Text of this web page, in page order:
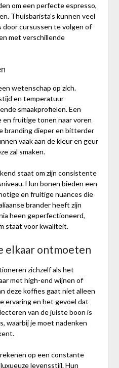
om een perfecte espresso,
Thuisbarista’s kunnen veel
door cursussen te volgen of
met verschillende
wetenschap op zich.
en temperatuur
smaakprofielen. Een
en fruitige tonen naar voren
branding dieper en bitterder
vaak aan de kleur en geur
zal smaken.
staat om zijn consistente
Hun bonen bieden een
en fruitige nuances die
brander heeft zijn
heen geperfectioneerd,
staat voor kwaliteit.
elkaar ontmoeten
zichzelf als het
met high-end wijnen of
deze koffies gaat niet alleen
ervaring en het gevoel dat
van de juiste boon is
waarbij je moet nadenken
op een constante
levensstijl. Hun